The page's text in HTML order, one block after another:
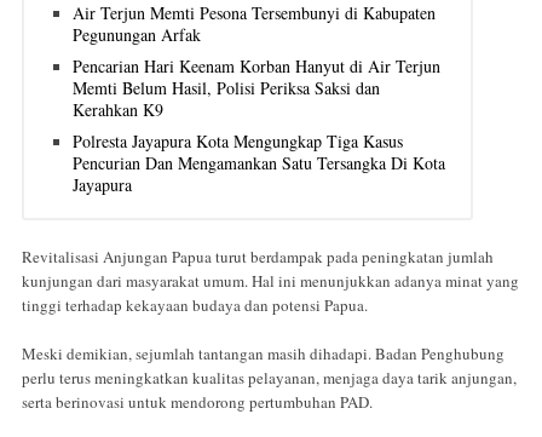
Air Terjun Memti Pesona Tersembunyi di Kabupaten
Pegunungan Arfak
Pencarian Hari Keenam Korban Hanyut di Air Terjun
Memti Belum Hasil, Polisi Periksa Saksi dan
Kerahkan K9
Polresta Jayapura Kota Mengungkap Tiga Kasus
Pencurian Dan Mengamankan Satu Tersangka Di Kota
Jayapura
Revitalisasi Anjungan Papua turut berdampak pada peningkatan jumlah
kunjungan dari masyarakat umum. Hal ini menunjukkan adanya minat yang
tinggi terhadap kekayaan budaya dan potensi Papua.
Meski demikian, sejumlah tantangan masih dihadapi. Badan Penghubung
perlu terus meningkatkan kualitas pelayanan, menjaga daya tarik anjungan,
serta berinovasi untuk mendorong pertumbuhan PAD.